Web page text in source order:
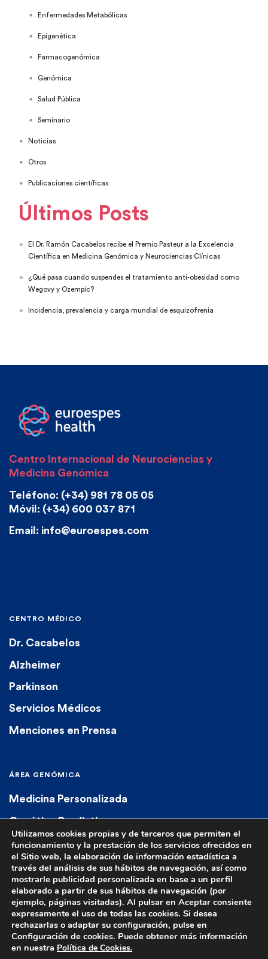
Enfermedades Metabólicas
Epigenética
Farmacogenómica
Genómica
Salud Pública
Seminario
Noticias
Otros
Publicaciones científicas
Últimos Posts
El Dr. Ramón Cacabelos recibe el Premio Pasteur a la Excelencia
Científica en Medicina Genómica y Neurociencias Clínicas
¿Qué pasa cuando suspendes el tratamiento anti-obesidad como
Wegovy y Ozempic?
Incidencia, prevalencia y carga mundial de esquizofrenia
Centro Internacional de Neurociencias y
Medicina Genómica
Teléfono: (+34) 981 78 05 05
Móvil: (+34) 600 037 871
Email: info@euroespes.com
CENTRO MÉDICO
Dr. Cacabelos
Alzheimer
Parkinson
Servicios Médicos
Menciones en Prensa
ÁREA GENÓMICA
Medicina Personalizada
Genética Predictiva
Genética Diagnóstica
Farmacogenética
© 2023 Euroespes. All rights reserved.Aviso Legal|Política de Privacidad
Política de cookies|Términos y Condiciones de Venta
Utilizamos cookies propias y de terceros que permiten el
funcionamiento y la prestación de los servicios ofrecidos en
el Sitio web, la elaboración de información estadística a
través del análisis de sus hábitos de navegación, así como
mostrarle publicidad personalizada en base a un perfil
elaborado a partir de sus hábitos de navegación (por
ejemplo, páginas visitadas). Al pulsar en Aceptar consiente
expresamente el uso de todas las cookies. Si desea
rechazarlas o adaptar su configuración, pulse en
Configuración de cookies. Puede obtener más información
en nuestra Política de Cookies.